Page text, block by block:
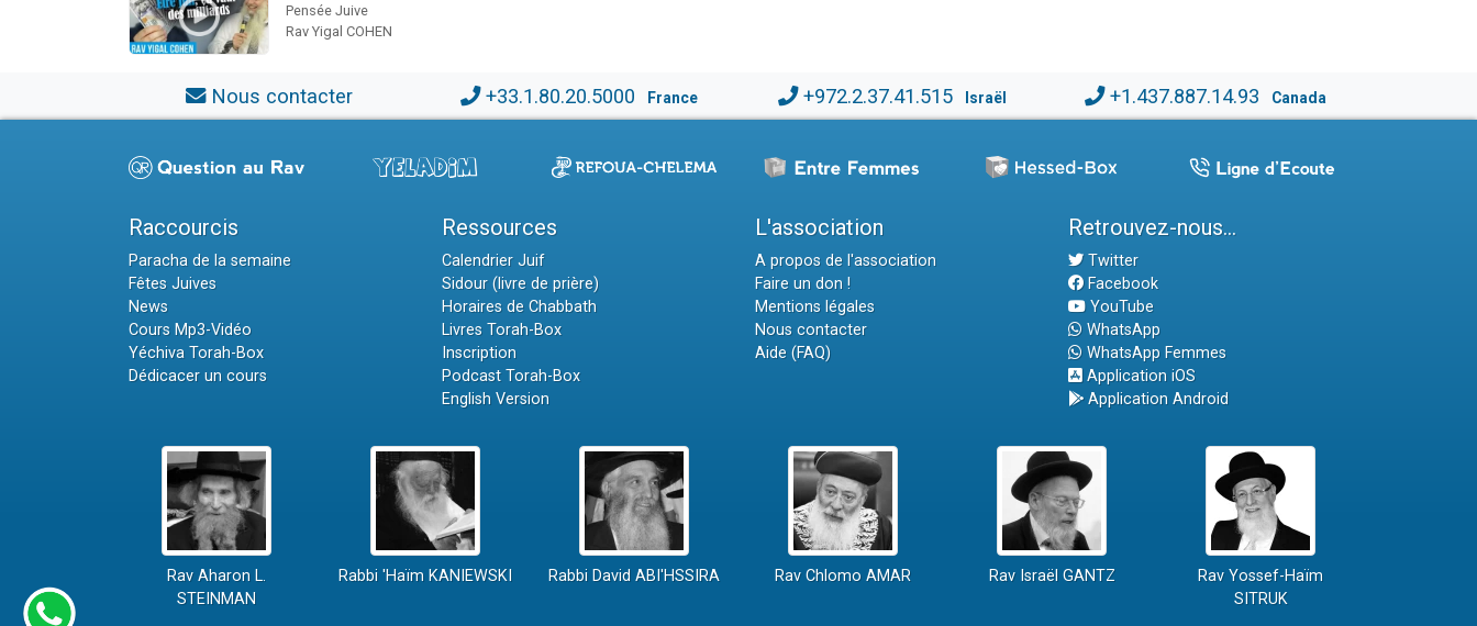
Pensée Juive
Rav Yigal COHEN
Nous contacter +33.1.80.20.5000 France +972.2.37.41.515 Israël +1.437.887.14.93 Canada
Raccourcis
Paracha de la semaine
Fêtes Juives
News
Cours Mp3-Vidéo
Yéchiva Torah-Box
Dédicacer un cours
Ressources
Calendrier Juif
Sidour (livre de prière)
Horaires de Chabbath
Livres Torah-Box
Inscription
Podcast Torah-Box
English Version
L'association
A propos de l'association
Faire un don !
Mentions légales
Nous contacter
Aide (FAQ)
Retrouvez-nous...
Twitter
Facebook
YouTube
WhatsApp
WhatsApp Femmes
Application iOS
Application Android
Rav Aharon L.
STEINMAN
Rabbi 'Haïm KANIEWSKI Rabbi David ABI'HSSIRA Rav Chlomo AMAR Rav Israël GANTZ
Rav Yossef-Haïm
SITRUK